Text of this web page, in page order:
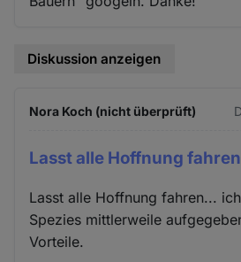
Diskussion anzeigen
Nora Koch (nicht überprüft)
Lasst alle Hoffnung
Lasst alle Hoffnung fahren...
Spezies mittlerweile
Vorteile.